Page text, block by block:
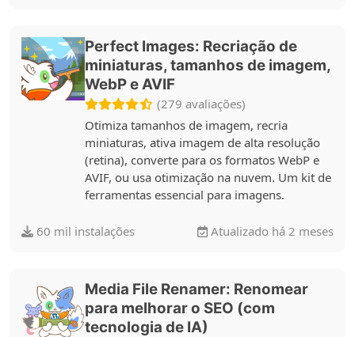
Perfect Images: Recriação de
miniaturas, tamanhos de imagem,
WebP e AVIF
(279 avaliações)
Otimiza tamanhos de imagem, recria
miniaturas, ativa imagem de alta resolução
(retina), converte para os formatos WebP e
AVIF, ou usa otimização na nuvem. Um kit de
ferramentas essencial para imagens.
60 mil instalações Atualizado há 2 meses
Media File Renamer: Renomear
para melhorar o SEO (com
tecnologia de IA)